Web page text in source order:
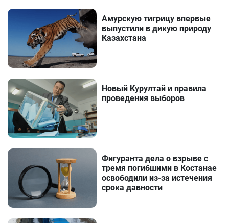
Амурскую тигрицу впервые
выпустили в дикую природу
Казахстана
Новый Курултай и правила
проведения выборов
Фигуранта дела о взрыве с
тремя погибшими в Костанае
освободили из-за истечения
срока давности